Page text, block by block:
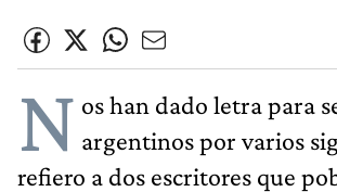
N os han dado letra para
argentinos por varios
refiero a dos escritores que